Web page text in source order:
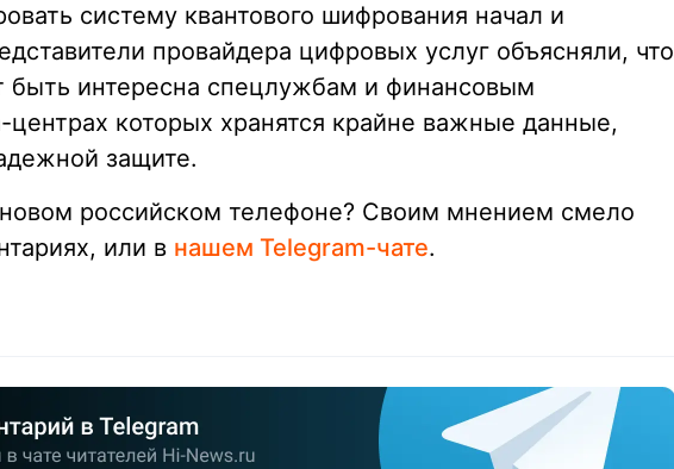
систему квантового шифрования начал и
провайдера цифровых услуг объясняли, что
быть интересна спецлужбам и финансовым
центрах которых хранятся крайне важные данные,
защите.
российском телефоне? Своим мнением смело
или в нашем Telegram-чате.